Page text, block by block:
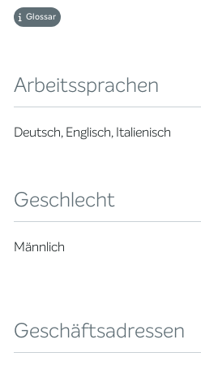
Glossar
Arbeitssprachen
Deutsch, Englisch, Italienisch
Geschlecht
Männlich
Geschäftsadressen